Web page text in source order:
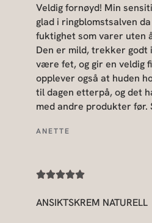
Veldig fornøyd! Min
glad i ringblomstsalven
fuktighet som varer uten
Den er mild, trekker godt
være fet, og gir en veldig
opplever også at huden
til dagen etterpå, og det
med andre produkter
ANETTE
ANSIKTSKREM NATURELL